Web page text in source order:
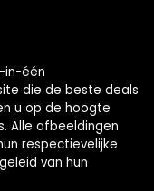
in-één
die de beste deals
u op de hoogte
Alle afbeeldingen
respectievelijke
van hun